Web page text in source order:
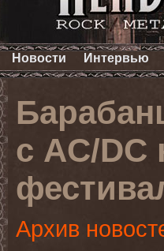
Новости Интервью
с AC/DC
Архив